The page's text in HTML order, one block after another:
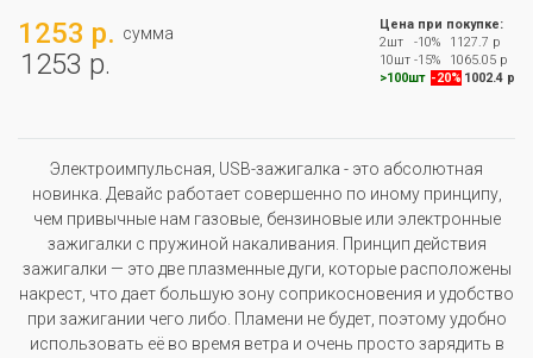
1253 р. сумма
1253 р.
Цена при покупке:
2шт
-10%
1127.7 р
10шт -15%
1065.05 р
>100шт -20% 1002.4 р
Электроимпульсная, USB-зажигалка - это абсолютная
новинка. Девайс работает совершенно по иному принципу,
чем привычные нам газовые, бензиновые или электронные
зажигалки с пружиной накаливания. Принцип действия
зажигалки — это две плазменные дуги, которые расположены
накрест, что дает большую зону соприкосновения и удобство
при зажигании чего либо. Пламени не будет, поэтому удобно
использовать её во время ветра и очень просто зарядить в